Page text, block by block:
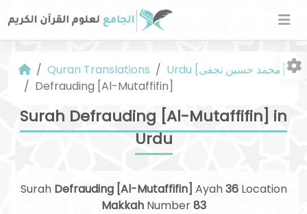
Quran Translations
Defrauding [Al-Mutaffifin]
Surah Defrauding [Al-Mutaffifin] in
Urdu
Surah Defrauding [Al-Mutaffifin] Ayah36Location
MakkahNumber83